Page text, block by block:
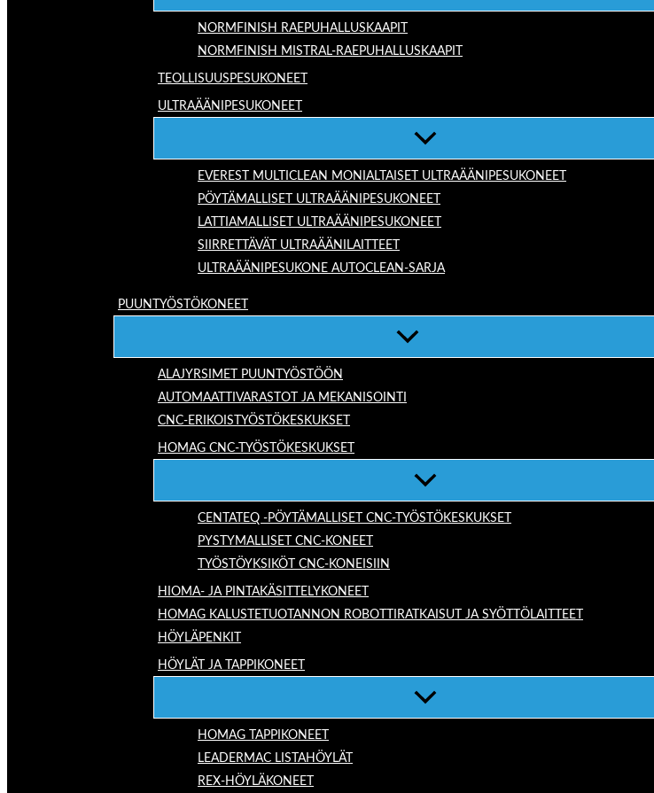
NORMFINISH RAEPUHALLUSKAAPIT
NORMFINISH MISTRAL-RAEPUHALLUSKAAPIT
TEOLLISUUSPESUKONEET
ULTRAÄÄNIPESUKONEET
EVEREST MULTICLEAN MONIALTAISET ULTRAÄÄNIPESUKONEET
PÖYTÄMALLISET ULTRAÄÄNIPESUKONEET
LATTIAMALLISET ULTRAÄÄNIPESUKONEET
SIIRRETTÄVÄT ULTRAÄÄNILAITTEET
ULTRAÄÄNIPESUKONE AUTOCLEAN-SARJA
PUUNTYÖSTÖKONEET
ALAJYRSIMET PUUNTYÖSTÖÖN
AUTOMAATTIVARASTOT JA MEKANISOINTI
CNC-ERIKOISTYÖSTÖKESKUKSET
HOMAG CNC-TYÖSTÖKESKUKSET
CENTATEQ -PÖYTÄMALLISET CNC-TYÖSTÖKESKUKSET
PYSTYMALLISET CNC-KONEET
TYÖSTÖYKSIKÖT CNC-KONEISIIN
HIOMA- JA PINTAKÄSITTELYKONEET
HOMAG KALUSTETUOTANNON ROBOTTIRATKAISUT JA SYÖTTÖLAITTEET
HÖYLÄPENKIT
HÖYLÄT JA TAPPIKONEET
HOMAG TAPPIKONEET
LEADERMAC LISTAHÖYLÄT
REX-HÖYLÄKONEET